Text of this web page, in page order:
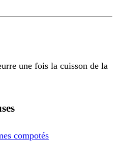
une fois la cuisson de la
compotés